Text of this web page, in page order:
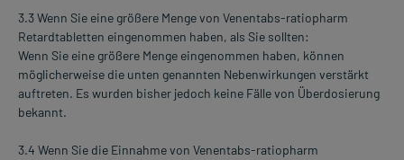
3.3 Wenn Sie eine größere Menge von Venentabs-ratiopharm
Retardtabletten eingenommen haben, als Sie sollten:
Wenn Sie eine größere Menge eingenommen haben, können
möglicherweise die unten genannten Nebenwirkungen verstärkt
auftreten. Es wurden bisher jedoch keine Fälle von Überdosierung
bekannt.
3.4 Wenn Sie die Einnahme von Venentabs-ratiopharm